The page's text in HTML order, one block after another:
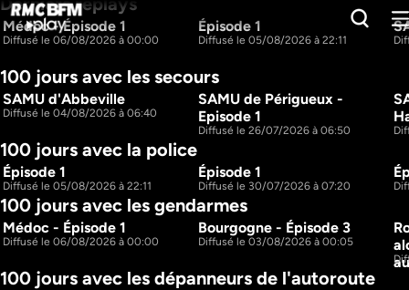
NOUVEAU
Médoc - Épisode 1
Diffusé le 06/08/2026 à 00:00 NOUVEAU
Épisode 1
Diffusé le 05/08/2026 à 22:11
100 jours avec les secours
S1 E18 1h9m
SAMU d'Abbeville
Diffusé le 04/08/2026 à 06:40 S1 E21
SAMU de Périgueux -
Episode 1
Diffusé le 26/07/2026 à 06:50
100 jours avec la police
NOUVEAU
S1 E1 1h1m
Épisode 1
Diffusé le 05/08/2026 à 22:11 S1 E1
Épisode 1
Diffusé le 30/07/2026 à 07:20
100 jours avec les gendarmes
NOUVEAU
Médoc - Épisode 1
Diffusé le 06/08/2026 à 00:00 S1 E3 1h6m
Bourgogne - Épisode 3
Diffusé le 03/08/2026 à 00:05
100 jours avec les dépanneurs de l'autoroute